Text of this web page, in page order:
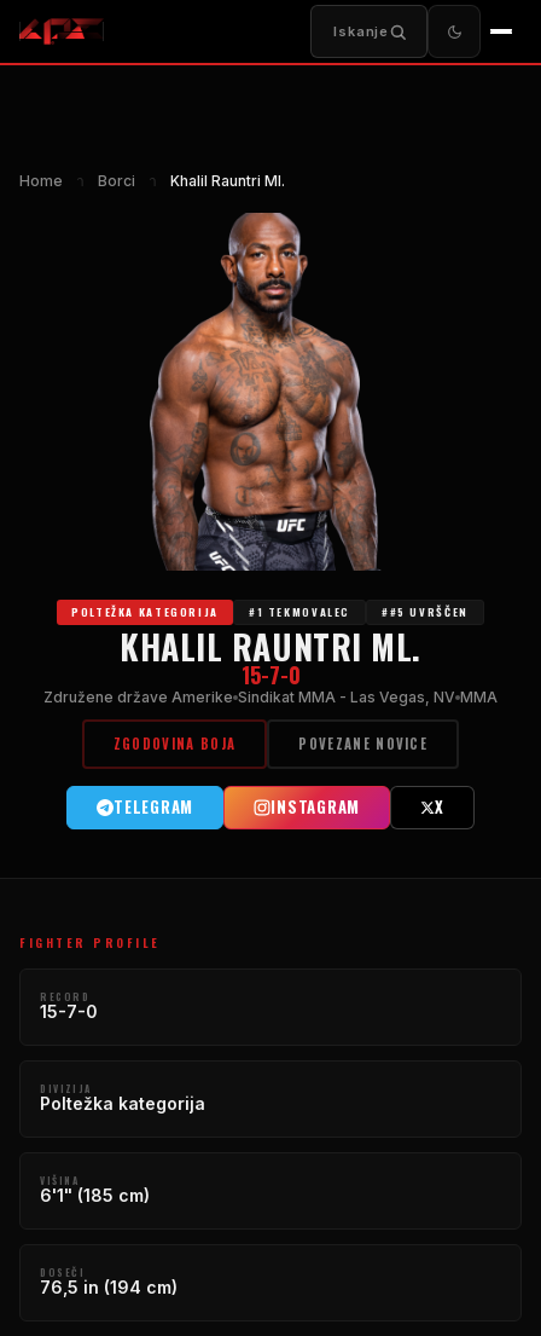
Iskanje
Home า Borci า Khalil Rauntri Ml.
POLTEŽKA KATEGORIJA #1 TEKMOVALEC ##5 UVRŠČEN
KHALIL RAUNTRI ML.
15-7-0
Združene države Amerike Sindikat MMA - Las Vegas, NV MMA
ZGODOVINA BOJA POVEZANE NOVICE
TELEGRAM INSTAGRAM X
FIGHTER PROFILE
RECORD
15-7-0
DIVIZIJA
Poltežka kategorija
VIŠINA
6'1" (185 cm)
DOSEČI
76,5 in (194 cm)